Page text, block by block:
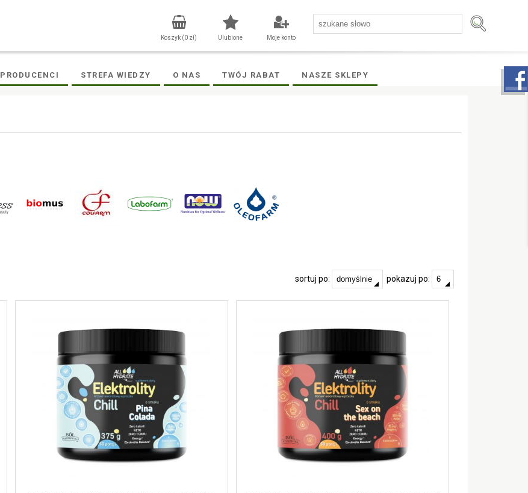
Moje konto
Ulubione
Koszyk (0 zł)
PRODUCENCI STREFA WIEDZY O NAS TWÓJ RABAT NASZE SKLEPY
pokazuj po:
sortuj po: